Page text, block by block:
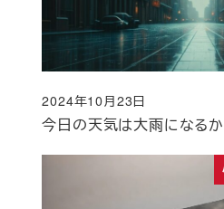
今日の天気は大雨になるか
投稿日
2024年10月23日